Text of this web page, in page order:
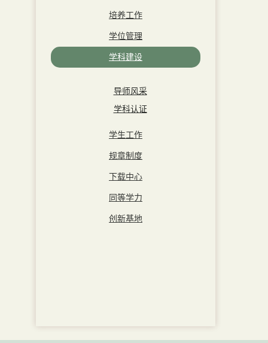
培养工作
学位管理
学科建设
导师风采
学科认证
学生工作
规章制度
下载中心
同等学力
创新基地